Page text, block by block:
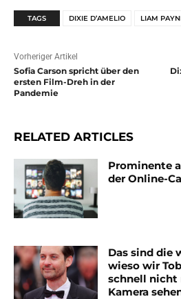
TAGS DIXIE D’AMELIO LIAM
Vorheriger Artikel
Sofia Carson spricht über den
ersten Film-Dreh in der
Pandemie
RELATED ARTICLES
Prominente
der Online-
Das sind die
wieso wir
schnell nicht
Kamera